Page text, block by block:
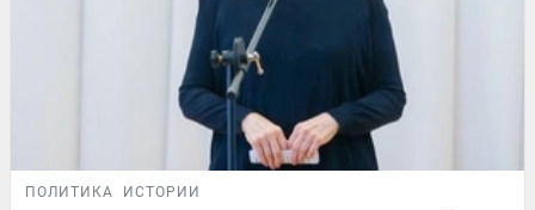
ПОЛИТИКА ИСТОРИИ